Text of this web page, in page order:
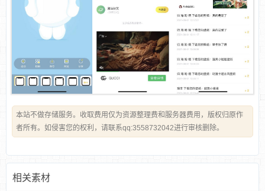
本站不做存储服务。收取费用仅为资源整理费和服务器费用，版权归原作
者所有。如侵害您的权利，请联系qq:3558732042进行审核删除。
相关素材